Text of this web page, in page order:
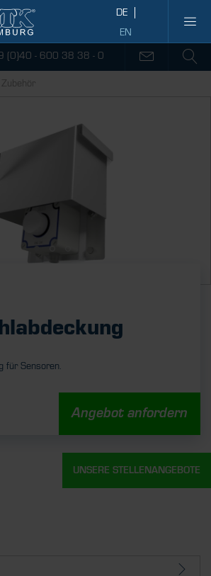
(0)40 - 600 38 38 - 0
Zubehör
für Sensoren.
Angebot anfordern
UNSERE STELLENANGEBOTE